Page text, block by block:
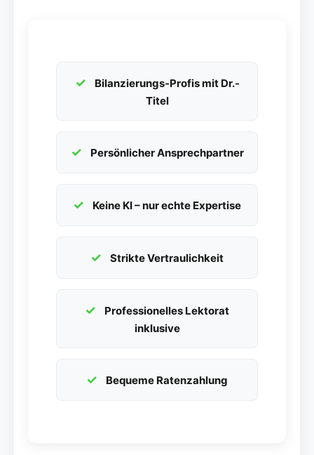
Bilanzierungs-Profis mit Dr.-
Titel
Persönlicher Ansprechpartner
Keine KI – nur echte Expertise
Strikte Vertraulichkeit
Professionelles Lektorat
inklusive
Bequeme Ratenzahlung